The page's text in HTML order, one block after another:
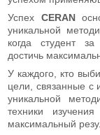
Успех CERAN
уникальной
когда студент
достичь
У каждого, кто
цели, связанные с
уникальной
техники
максимальный